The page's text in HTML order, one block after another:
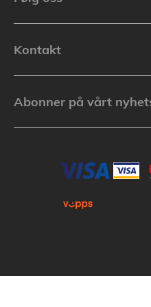
Kontakt
Abonner på vårt